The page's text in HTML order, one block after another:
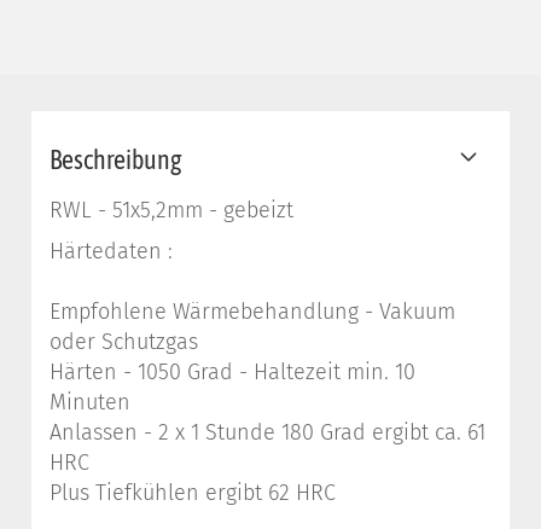
Beschreibung
RWL - 51x5,2mm - gebeizt
Härtedaten :
Empfohlene Wärmebehandlung - Vakuum
oder Schutzgas
Härten - 1050 Grad - Haltezeit min. 10
Minuten
Anlassen - 2 x 1 Stunde 180 Grad ergibt ca. 61
HRC
Plus Tiefkühlen ergibt 62 HRC